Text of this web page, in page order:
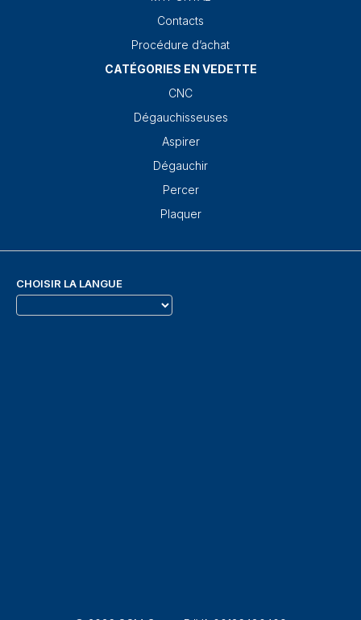
Contacts
Procédure d’achat
CATÉGORIES EN VEDETTE
CNC
Dégauchisseuses
Aspirer
Dégauchir
Percer
Plaquer
CHOISIR LA LANGUE